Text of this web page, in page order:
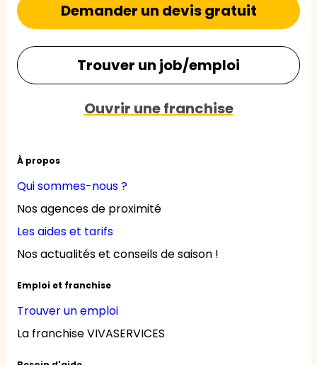
À propos
Qui sommes-nous ?
Nos agences de proximité
Les aides et tarifs
Nos actualités et conseils de saison !
Emploi et franchise
Trouver un emploi
La franchise VIVASERVICES
Demander un devis gratuit
Trouver un job/emploi
Ouvrir une franchise